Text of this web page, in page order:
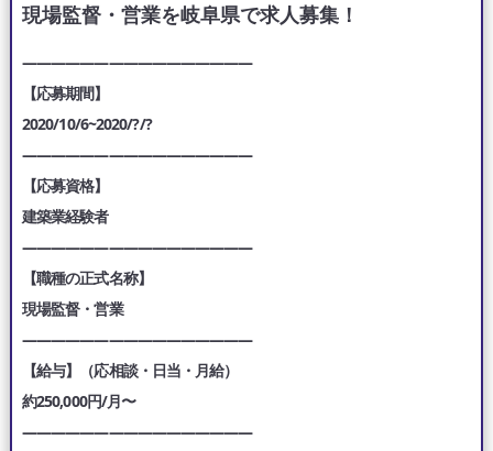
現場監督・営業を岐阜県で求人募集！
————————————————
【応募期間】
2020/10/6~2020/?/?
————————————————
【応募資格】
建築業経験者
————————————————
【職種の正式名称】
現場監督・営業
————————————————
【給与】（応相談・日当・月給）
約250,000円/月〜
————————————————